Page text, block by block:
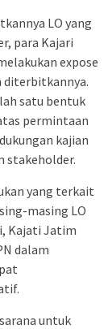
LO yang
para Kajari
expose
diterbitkannya.
satu bentuk
permintaan
kajian
stakeholder.
yang terkait
masing LO
Kajati Jatim
dalam
untuk